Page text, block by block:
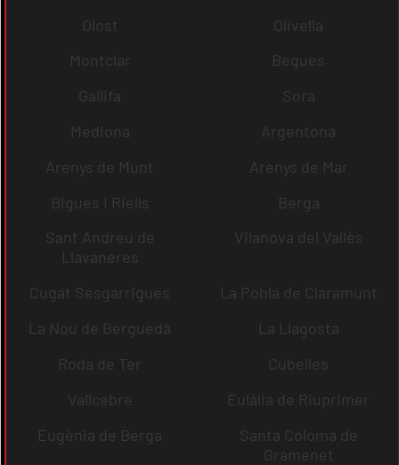
Olost
Olivella
Montclar
Begues
Gallifa
Sora
Mediona
Argentona
Arenys de Munt
Arenys de Mar
Bigues i Riells
Berga
Sant Andreu de
Llavaneres
Vilanova del Vallès
Cugat Sesgarrigues
La Pobla de Claramunt
La Nou de Berguedà
La Llagosta
Roda de Ter
Cubelles
Vallcebre
Eulàlia de Riuprimer
Eugènia de Berga
Santa Coloma de
Gramenet